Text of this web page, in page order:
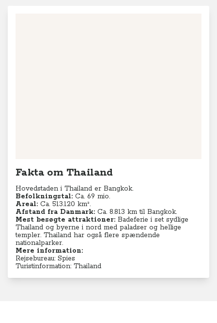
Fakta om Thailand
Hovedstaden i Thailand er Bangkok.
Befolkningstal: Ca. 69 mio.
Areal: Ca. 513.120 km².
Afstand fra Danmark: Ca. 8.813 km til Bangkok.
Mest besøgte attraktioner: Badeferie i set sydlige
Thailand og byerne i nord med paladser og hellige
templer. Thailand har også flere spændende
nationalparker.
Mere information:
Rejsebureau: Spies
Turistinformation: Thailand